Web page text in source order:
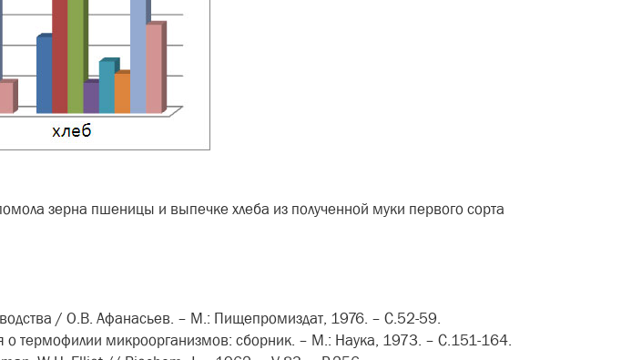
зерна пшеницы и выпечке хлеба из полученной муки первого сорта
/ О.В. Афанасьев. – М.: Пищепромиздат, 1976. – С.52-59.
термофилии микроорганизмов: сборник. – М.: Наука, 1973. – С.151-164.